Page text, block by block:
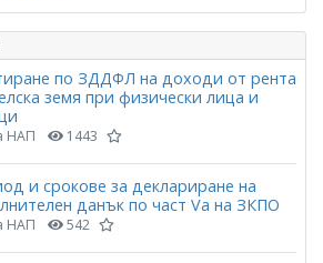
по ЗДДФЛ на доходи от рента
земя при физически лица и
НАП 1443
и срокове за деклариране на
данък по част Vа на ЗКПО
НАП 542